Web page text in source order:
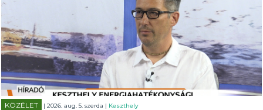
KÖZÉLET | 2026. aug. 5. szerda | Keszthely